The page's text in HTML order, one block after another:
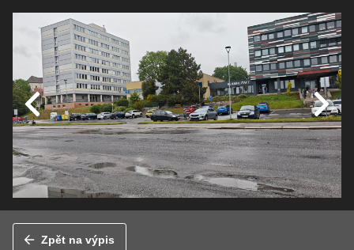
Zpět na výpis